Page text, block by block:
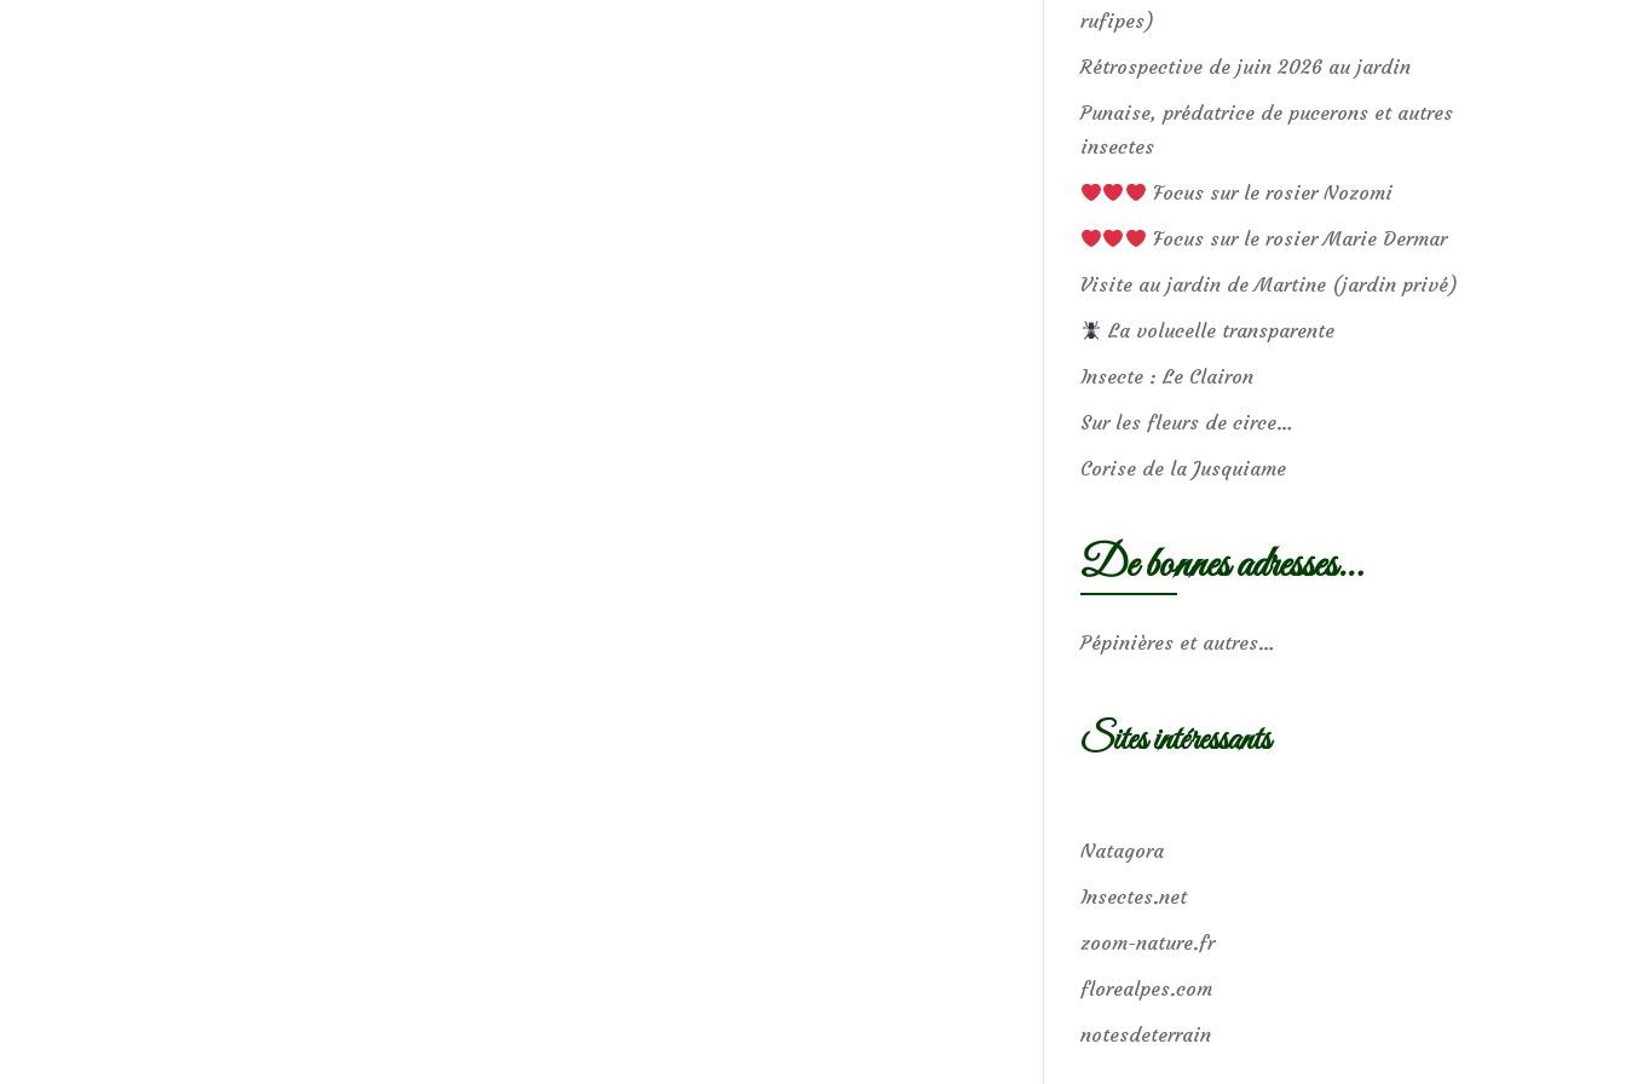
rufipes)
Rétrospective de juin 2026 au jardin
Punaise, prédatrice de pucerons et autres
insectes
Focus sur le rosier Nozomi
Focus sur le rosier Marie Dermar
Visite au jardin de Martine (jardin privé)
La volucelle transparente
Insecte : Le Clairon
Sur les fleurs de circe…
Corise de la Jusquiame
De bonnes adresses…
Pépinières et autres…
Sites intéressants
Natagora
Insectes.net
zoom-nature.fr
florealpes.com
notesdeterrain